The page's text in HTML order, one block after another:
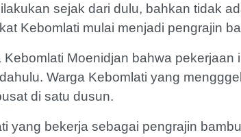
sejak dari dulu, bahkan tidak
Kebomlati mulai menjadi pengrajin
Moenidjan bahwa pekerjaan
Warga Kebomlati yang
di satu dusun.
yang bekerja sebagai pengrajin